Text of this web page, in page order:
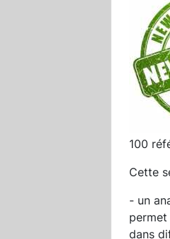
100
Cette
- un
permet
dans